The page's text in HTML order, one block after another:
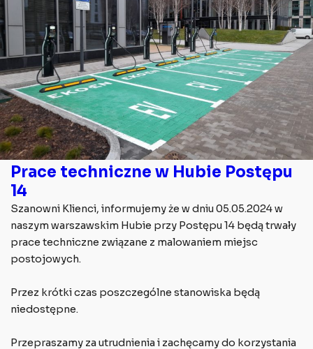
Prace techniczne w Hubie Postępu
14
Szanowni Klienci, informujemy że w dniu 05.05.2024 w
naszym warszawskim Hubie przy Postępu 14 będą trwały
prace techniczne związane z malowaniem miejsc
postojowych.
Przez krótki czas poszczególne stanowiska będą
niedostępne.
Przepraszamy za utrudnienia i zachęcamy do korzystania